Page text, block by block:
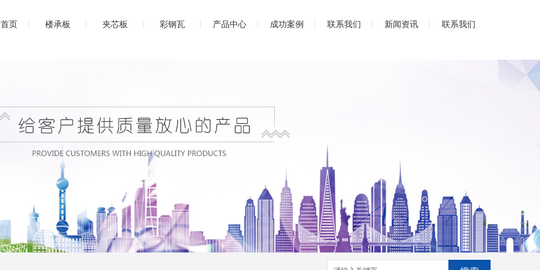
页 楼承板 夹芯板 彩钢瓦 产品中心 成功案例 联系我们 新闻资讯 联系我们